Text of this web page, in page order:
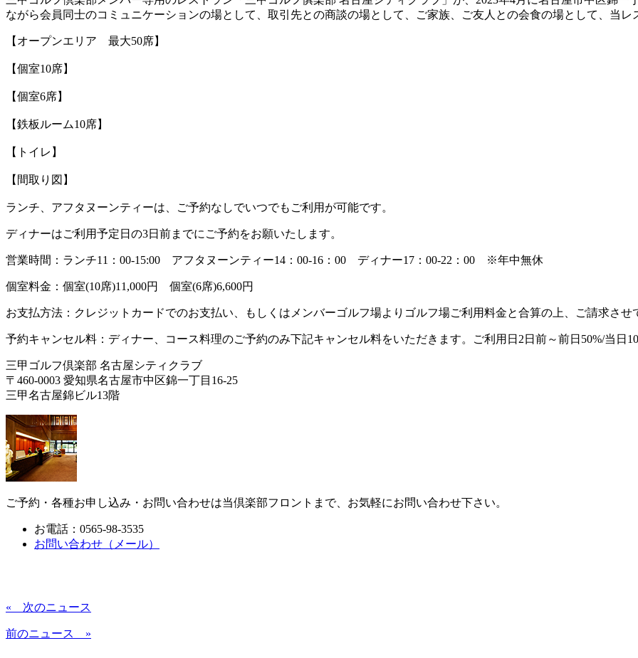
ながら会員同士のコミュニケーションの場として、取引先との商談の場として、ご家族、ご友人との会食の場として、当レ
【オープンエリア 最大50席】
【個室10席】
【個室6席】
【鉄板ルーム10席】
【トイレ】
【間取り図】
ランチ、アフタヌーンティーは、ご予約なしでいつでもご利用が可能です。
ディナーはご利用予定日の3日前までにご予約をお願いたします。
営業時間：ランチ11：00-15:00 アフタヌーンティー14：00-16：00 ディナー17：00-22：00 ※年中無休
個室料金：個室(10席)11,000円 個室(6席)6,600円
お支払方法：クレジットカードでのお支払い、もしくはメンバーゴルフ場よりゴルフ場ご利用料金と合算の上、ご請求させ
予約キャンセル料：ディナー、コース料理のご予約のみ下記キャンセル料をいただきます。ご利用日2日前～前日50%/当日
三甲ゴルフ倶楽部 名古屋シティクラブ
〒460-0003 愛知県名古屋市中区錦一丁目16-25
三甲名古屋錦ビル13階
ご予約・各種お申し込み・お問い合わせは当倶楽部フロントまで、お気軽にお問い合わせ下さい。
お電話：0565-98-3535
お問い合わせ（メール）
« 次のニュース
前のニュース »